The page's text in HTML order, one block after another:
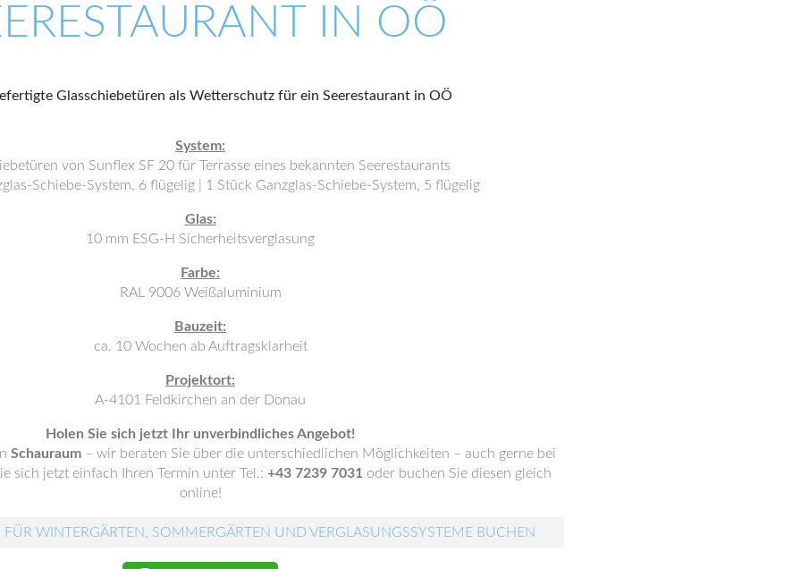
IN OÖ
System:
von Sunflex SF 20 für Terrasse eines bekannten Seerestaurants
Schiebe-System, 6 flügelig | 1 Stück Ganzglas-Schiebe-System, 5 flügelig
Glas:
10 mm ESG-H Sicherheitsverglasung
Farbe:
RAL 9006 Weißaluminium
Bauzeit:
ca. 10 Wochen ab Auftragsklarheit
Projektort:
A-4101 Feldkirchen an der Donau
Holen Sie sich jetzt Ihr unverbindliches Angebot!
Schauraum – wir beraten Sie über die unterschiedlichen Möglichkeiten – auch gerne bei
sich jetzt einfach Ihren Termin unter Tel.: +43 7239 7031 oder buchen Sie diesen gleich
online!
WINTERGÄRTEN, SOMMERGÄRTEN UND VERGLASUNGSSYSTEME BUCHEN